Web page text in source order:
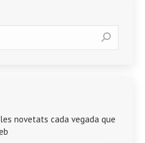
novetats cada vegada que